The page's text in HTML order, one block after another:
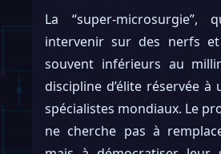
La “super-microsurgie”,
intervenir sur des nerfs et
souvent inférieurs au
discipline d’élite réservée à
spécialistes mondiaux. Le
ne cherche pas à